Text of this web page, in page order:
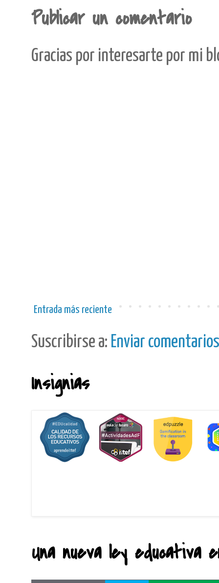
Publicar un comentario
Gracias por interesarte por mi
Entrada más reciente
Suscribirse a: Enviar
Insignias
Una nueva ley educativa